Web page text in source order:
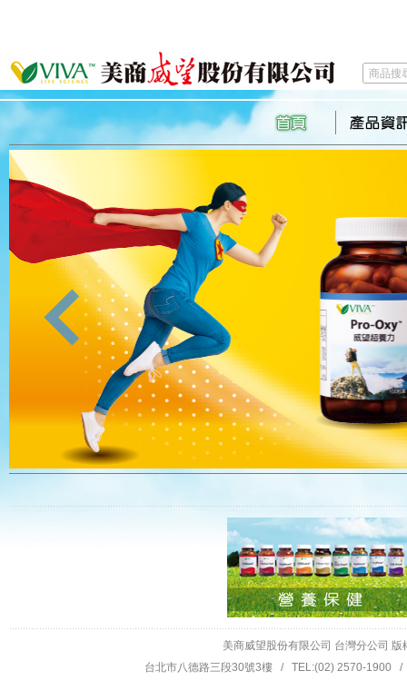
美商威望股份有限公司 台灣分公司
台北市八德路三段30號3樓 / TEL:(02) 2570-